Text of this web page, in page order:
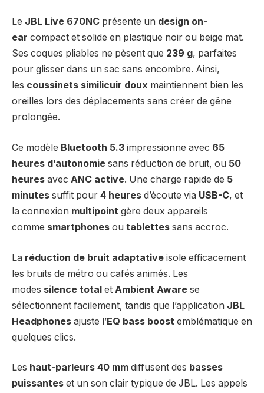
Le JBL Live 670NC présente un design on-
ear compact et solide en plastique noir ou beige mat.
Ses coques pliables ne pèsent que 239 g, parfaites
pour glisser dans un sac sans encombre. Ainsi,
les coussinets similicuir doux maintiennent bien les
oreilles lors des déplacements sans créer de gêne
prolongée.
Ce modèle Bluetooth 5.3 impressionne avec 65
heures d’autonomie sans réduction de bruit, ou 50
heures avec ANC active. Une charge rapide de 5
minutes suffit pour 4 heures d’écoute via USB-C, et
la connexion multipoint gère deux appareils
comme smartphones ou tablettes sans accroc.
La réduction de bruit adaptative isole efficacement
les bruits de métro ou cafés animés. Les
modes silence total et Ambient Aware se
sélectionnent facilement, tandis que l’application JBL
Headphones ajuste l’EQ bass boost emblématique en
quelques clics.
Les haut-parleurs 40 mm diffusent des basses
puissantes et un son clair typique de JBL. Les appels